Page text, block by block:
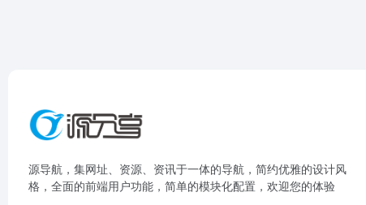
源导航，集网址、资源、资讯于一体的导航，简约优雅的设计风
格，全面的前端用户功能，简单的模块化配置，欢迎您的体验